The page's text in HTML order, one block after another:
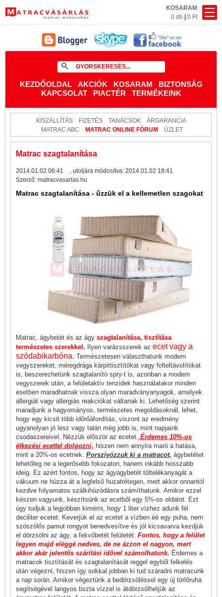
KOSARAM
0 db
0 Ft
KEZDŐOLDAL AKCIÓK KOSARAM
BIZTONSÁG
KAPCSOLAT
PIACTÉR TERMÉKEINK
KISZÁLLÍTÁS FIZETÉS TANÁCSOK
ÁRGARANCIA
MATRAC ABC
MATRAC ONLINE FÓRUM ÜZLET
Matrac szagtalanítása
2014.01.02 06:41 , utoljára módosítva: 2014.01.02 18:41
Szerző: matracvasarlas.hu
Matrac szagtalanítása - űzzük el a kellemetlen szagokat
Matrac, ágybetét és az ágy szagtalanítása, tisztítása
természetes szerekkel. Ilyen varázsszerek az ecet vagy a
szódabikarbóna. Természetesen választhatunk modern
vegyszereket, méregdrága kárpittisztítókat vagy folteltávolítókat
is, beszerezhetünk szagtalanító spry-t is, azonban a modern
vegyszerek után, a felületaktív tenzidek használatakor minden
esetben maradhatnak vissza olyan maradványanyagok, amelyek
allergiát vagy allergiás reakciókat váltanak ki. Lehetőség szerint
maradjunk a hagyományos, természetes megoldásoknál, lehet,
hogy egy kicsit több időrőáfordítás, viszont az eredmény
ugyanolyan jó lesz vagy talán még jobb is, mint napjaink
csodaszereivel. Nézzük először az ecetet. Érdemes 10%-os
étkezési ecettel dolgozni, hiszen nem annyira maró a hatása,
mint a 20%-os ecetnek. Porszívózzuk ki a matracot, ágybetétet
lehetőleg ne a legerősebb fokozaton, hanem inkább hosszabb
ideig. Ez azért fontos, hogy az ágyágybetét töltelékanyagát a
vákuum ne húzza át a legfelső huzatrétegen, mert akkor onnantól
kezdve folyamatos szálkihúzódásra számíthatunk. Amikor ezzel
készen vagyunk, készítsünk az ecetből egy 5%-os oldatot. Ezt
úgy tudjuk a legjobban kimérni, hogy 1 liter vízhez adunk fél
deciliter ecetet. Keverjük el az ecetet a vízben éé egy puha, nem
szöszölős pamut rongyot benedvesítve és jól kicsavarva kezdjük
el dörzsölni az ágy, a fekvőbetét felületét. Fontos, hogy a felület
legyen majd eléggé nedves, de ne ázzon el nagyon, mert
akkor akár jelentős szárítási idővel számolhatunk. Érdemes a
matracok tisztítását és szagtalanítását reggel egyből felkelés
után végezni, hiszen így sokkal jobban ki tud száradni matracunk
a nap során. Amikor végeztünk a bedörzsöléssel egy új törlőruha
segítségével langyos tiszta vízzel is átdörzsölhetjük az